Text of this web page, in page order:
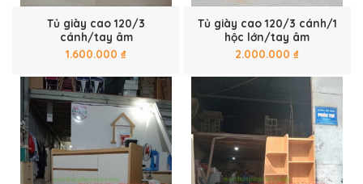
Tủ giày cao 120/3
cánh/tay âm
1.600.000 ₫
Tủ giày cao 120/3 cánh/1
hộc lớn/tay âm
2.000.000 ₫